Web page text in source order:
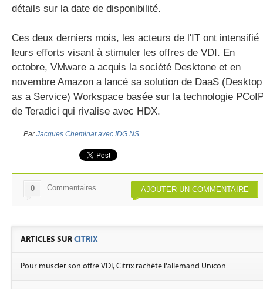
détails sur la date de disponibilité.
Ces deux derniers mois, les acteurs de l'IT ont intensifié
leurs efforts visant à stimuler les offres de VDI. En
octobre, VMware a acquis la société Desktone et en
novembre Amazon a lancé sa solution de DaaS (Desktop
as a Service) Workspace basée sur la technologie
de Teradici qui rivalise avec HDX.
ParJacques Cheminat avec IDG NS
AJOUTER UN COMMENTAIRE
0 Commentaires
ARTICLES SURCITRIX
Pour muscler son offre VDI, Citrix rachète l'allemand Unicon